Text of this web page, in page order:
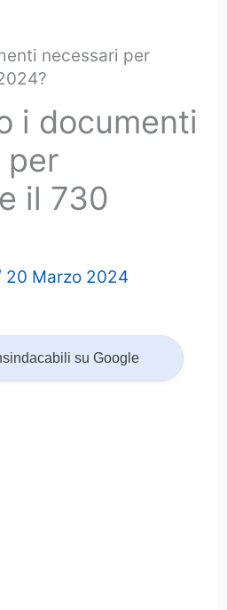
necessari per
i documenti
per
il 730
20 Marzo 2024
su Google